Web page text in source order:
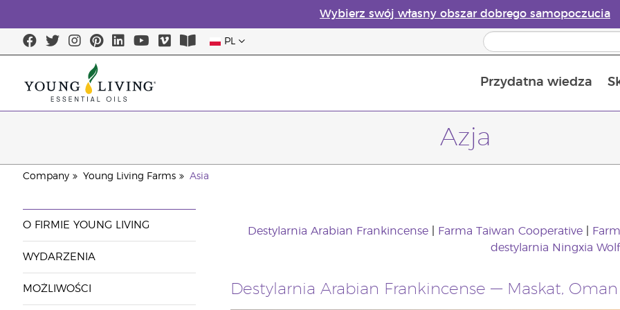
Wybierz swój własny obszar dobrego samopoczucia
PL
Przydatna wiedza
Azja
Company Young Living Farms Asia
O FIRMIE YOUNG LIVING
WYDARZENIA
MOŻLIWOŚCI
Destylarnia Arabian Frankincense Farma Taiwan Cooperative
destylarnia Ningxia
Destylarnia Arabian Frankincense — Maskat, Oman